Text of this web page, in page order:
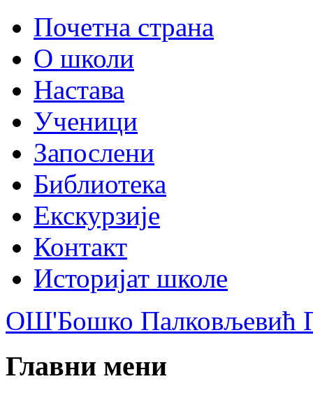
Почетна страна
О школи
Настава
Ученици
Запослени
Библиотека
Екскурзије
Контакт
Историјат школе
ОШ'Бошко Палковљевић
Главни мени